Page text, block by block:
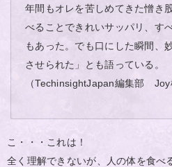
年間もオレを苦しめてきた憎き
べることできれいサッパリ、す
もあった。でも口にした瞬間、
させられた」とも語っている。
（TechinsightJapan編集部 Joy
こ・・・これは！
全く理解できないが、人の体を食べ